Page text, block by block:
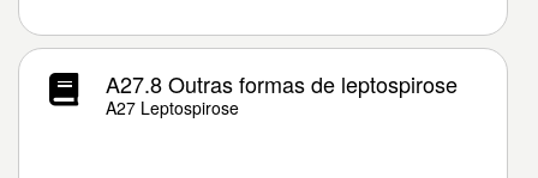
A27.8 Outras formas de leptospirose
A27 Leptospirose